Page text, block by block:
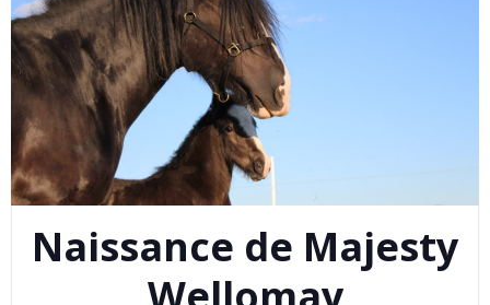
Naissance de Majesty